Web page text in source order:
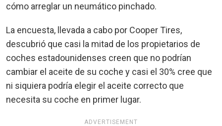
cómo arreglar un neumático pinchado.
La encuesta, llevada a cabo por Cooper Tires,
descubrió que casi la mitad de los propietarios de
coches estadounidenses creen que no podrían
cambiar el aceite de su coche y casi el 30% cree que
ni siquiera podría elegir el aceite correcto que
necesita su coche en primer lugar.
ADVERTISEMENT